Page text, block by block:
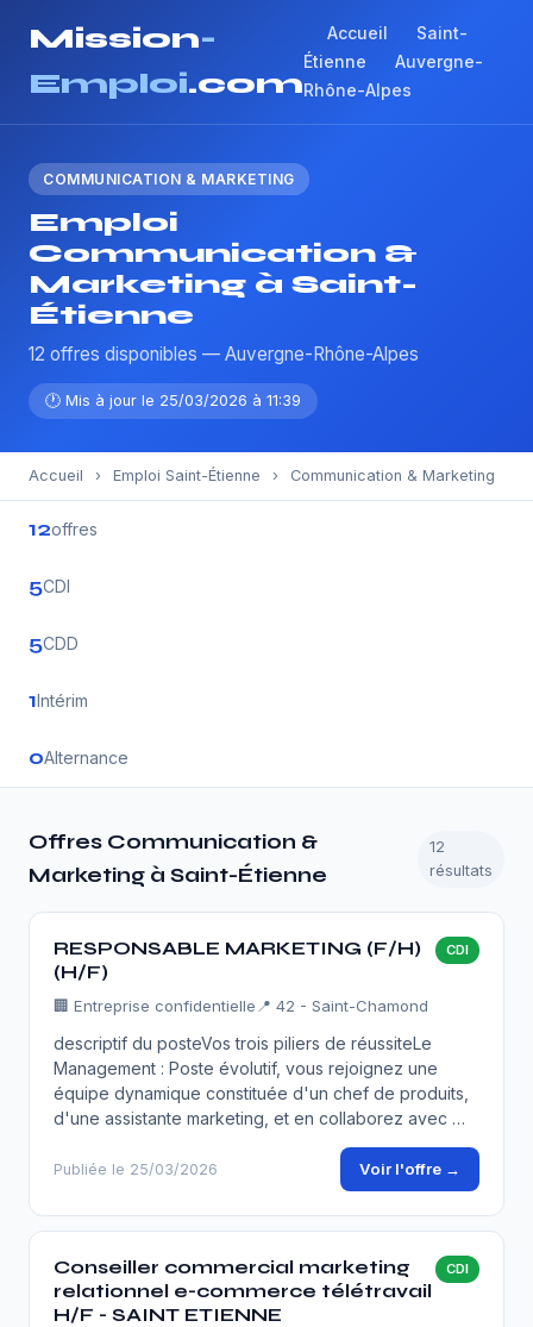
Mission-
Emploi.com
Accueil
Saint-
Étienne
Auvergne-
Rhône-Alpes
COMMUNICATION & MARKETING
Emploi
Communication &
Marketing à Saint-
Étienne
12 offres disponibles — Auvergne-Rhône-Alpes
🕐 Mis à jour le 25/03/2026 à 11:39
Accueil › Emploi Saint-Étienne › Communication & Marketing
12offres
5CDI
5CDD
1Intérim
0Alternance
Offres Communication &
Marketing à Saint-Étienne
12
résultats
RESPONSABLE MARKETING (F/H)
(H/F)
CDI
🏢 Entreprise confidentielle 📍 42 - Saint-Chamond
descriptif du posteVos trois piliers de réussiteLe
Management : Poste évolutif, vous rejoignez une
équipe dynamique constituée d'un chef de produits,
d'une assistante marketing, et en collaborez avec …
Publiée le 25/03/2026 Voir l'offre →
Conseiller commercial marketing
relationnel e-commerce télétravail
H/F - SAINT ETIENNE
CDI